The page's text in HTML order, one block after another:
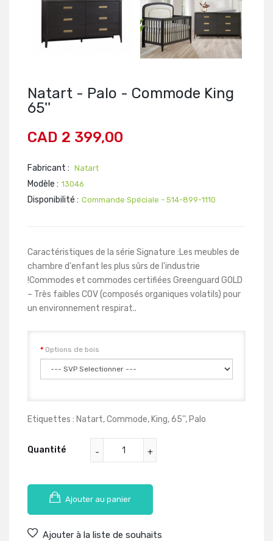
Natart - Palo - Commode King
65''
CAD 2 399,00
Fabricant : Natart
Modèle : 13046
Disponibilité : Commande Spéciale - 514-899-1110
Caractéristiques de la série Signature :Les meubles de
chambre d'enfant les plus sûrs de l'industrie
!Commodes et commodes certifiées Greenguard GOLD
– Très faibles COV (composés organiques volatils) pour
un environnement respirat..
Options de bois
Etiquettes : Natart,Commode, King,65'', Palo
Quantité
Ajouter au panier
Ajouter à la liste de souhaits